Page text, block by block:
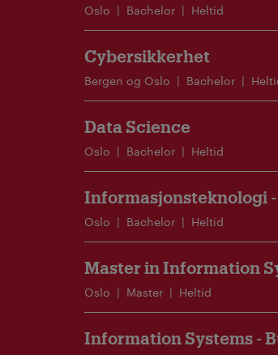
Oslo Bachelor Heltid
Cybersikkerhet
Bergen og Oslo Bachelor
Data Science
Oslo Bachelor Heltid
Informasjonsteknologi
Oslo Bachelor Heltid
Master in Information
Oslo Master Heltid
Information Systems -